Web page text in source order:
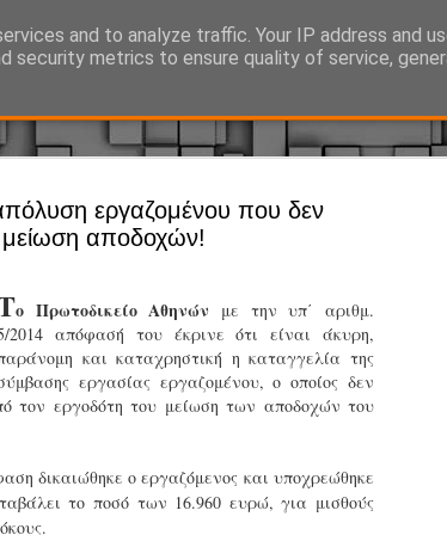
εργαζομένου που δεν
μείωση αποδοχών!
ο Πρωτοδικείο Αθηνών με την υπ΄ αριθμ.
2014 απόφασή του έκρινε ότι είναι άκυρη,
και καταχρηστική η καταγγελία της
εργασίας εργαζομένου, ο οποίος δεν
τον εργοδότη του μείωση των αποδοχών του
δικαιώθηκε ο εργαζόμενος και υποχρεώθηκε
το ποσό των 16.960 ευρώ, για μισθούς
and to analyze traffic. Your IP address and
security metrics to ensure quality of service,
γύρω από τη Δημοτική Αστυνομία, την τοπική
JUL
Άργος -
Ξεκινά επίσημα η
Η Δημοτική Αστυνομία
καθώς από την 1η
χώρους.